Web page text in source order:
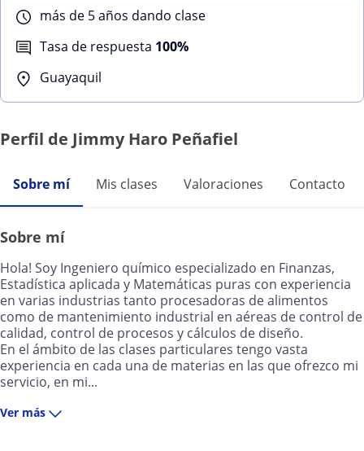
más de 5 años dando clase
Tasa de respuesta 100%
Guayaquil
Perfil de Jimmy Haro Peñafiel
Sobre mí Mis clases Valoraciones Contacto
Sobre mí
Hola! Soy Ingeniero químico especializado en Finanzas,
Estadística aplicada y Matemáticas puras con experiencia
en varias industrias tanto procesadoras de alimentos
como de mantenimiento industrial en aéreas de control de
calidad, control de procesos y cálculos de diseño.
En el ámbito de las clases particulares tengo vasta
experiencia en cada una de materias en las que ofrezco mi
servicio, en mi...
Ver más